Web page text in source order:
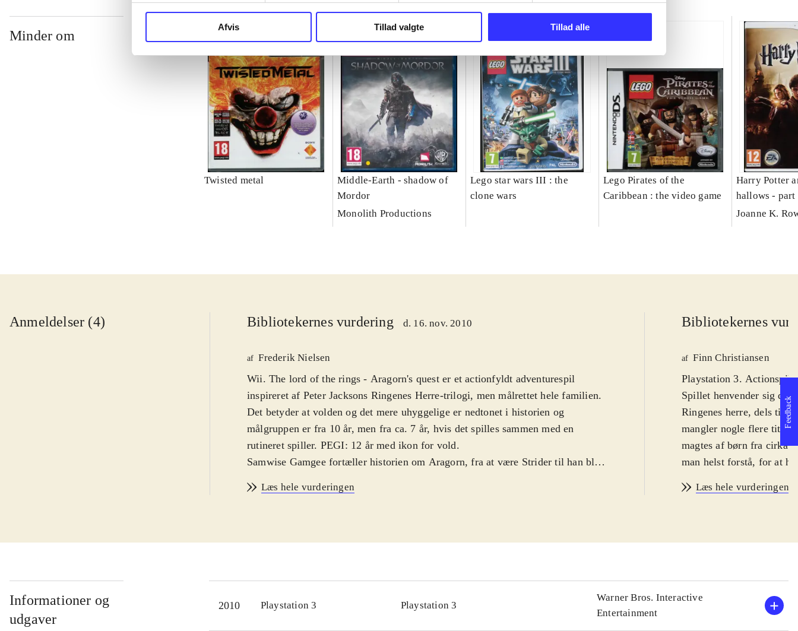
Afvis Tillad valgte Tillad alle
Minder om
Twisted metal
Middle-Earth - shadow of
Mordor
Monolith Productions
Lego star wars III : the
clone wars
Lego Pirates of the
Caribbean : the video game
Harry Potter
hallows - part
Joanne K.
Anmeldelser (4) Bibliotekernes vurdering d. 16. nov. 2010
af Frederik Nielsen
Wii. The lord of the rings - Aragorn's quest er et actionfyldt adventurespil
inspireret af Peter Jacksons Ringenes Herre-trilogi, men målrettet hele familien.
Det betyder at volden og det mere uhyggelige er nedtonet i historien og
målgruppen er fra 10 år, men fra ca. 7 år, hvis det spilles sammen med en
rutineret spiller. PEGI: 12 år med ikon for vold.
Samwise Gamgee fortæller historien om Aragorn, fra at være Strider til han blev
en god idé og virker godt med skiftet til styringen af Aragorn i de kendte
dog ret simpel og virker ikke altid optimalt, men nogle gange mere tilfældigt.
genbruger en del fra filmens lydside og det virker, da spillet jo netop bygger på
hånd.
Der er efterhånden kommet mange spil i forskellige genrer baseret på Middle-
Læs hele vurderingen
Bibliotekernes
af Finn Christiansen
Playstation 3. Actionspil
Spillet henvender sig
Ringenes herre, dels til
mangler nogle flere titler
magtes af børn fra cirka
man helst forstå, for at
Historien starter i
rigtige helte fra
hele eventyret. Spillet er
standard. Ikke så kønt,
står det til med
unøjagtig. På plus-siden
Læs hele vurderingen
Informationer og
udgaver
2010 Playstation 3 Playstation 3
Warner Bros. Interactive
Entertainment
Feedback